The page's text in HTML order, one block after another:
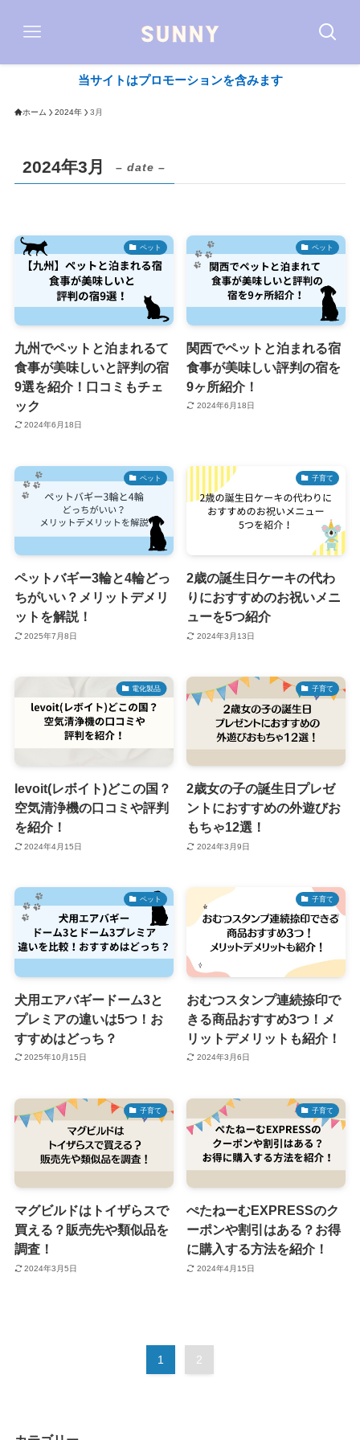
当サイトはプロモーションを含みます
ホーム 2024年 3月
2024年3月 – date –
ペット
九州でペットと泊まれるて
食事が美味しいと評判の宿
9選を紹介！口コミもチェ
ック
2024年6月18日
ペット
関西でペットと泊まれる宿
食事が美味しい評判の宿を
9ヶ所紹介！
2024年6月18日
ペット
ペットバギー3輪と4輪どっ
ちがいい？メリットデメリ
ットを解説！
2025年7月8日
子育て
2歳の誕生日ケーキの代わ
りにおすすめのお祝いメニ
ューを5つ紹介
2024年3月13日
電化製品
levoit(レボイト)どこの国？
空気清浄機の口コミや評判
を紹介！
2024年4月15日
子育て
2歳女の子の誕生日プレゼ
ントにおすすめの外遊びお
もちゃ12選！
2024年3月9日
ペット
犬用エアバギードーム3と
プレミアの違いは5つ！お
すすめはどっち？
2025年10月15日
子育て
おむつスタンプ連続捺印で
きる商品おすすめ3つ！メ
リットデメリットも紹介！
2024年3月6日
子育て
マグビルドはトイザらスで
買える？販売先や類似品を
調査！
2024年3月5日
子育て
ぺたねーむEXPRESSのク
ーポンや割引はある？お得
に購入する方法を紹介！
2024年4月15日
1 2